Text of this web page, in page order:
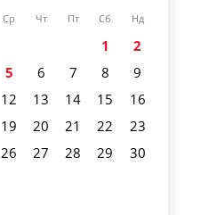
Ср Чт Пт Сб Нд
1
2
5 6 7 8
9
12 13 14 15
16
19 20 21 22
23
26 27 28 29
30